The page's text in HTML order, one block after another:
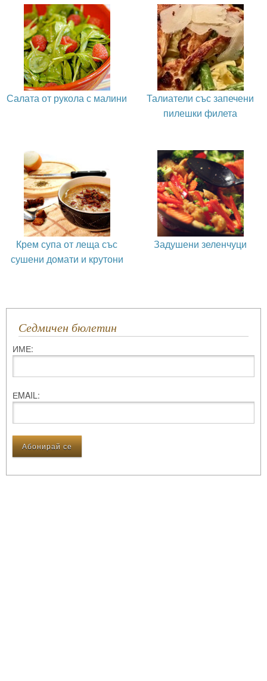
Салата от рукола с малини
Талиатели със запечени
пилешки филета
Крем супа от леща със
сушени домати и крутони
Задушени зеленчуци
Седмичен бюлетин
ИМЕ:
ЕMAIL: